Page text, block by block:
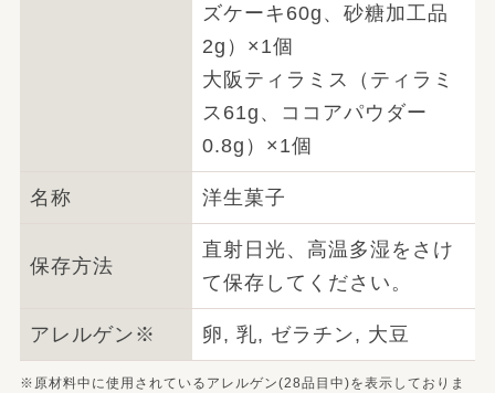
ズケーキ60g、砂糖加工品
2g）×1個
大阪ティラミス（ティラミ
ス61g、ココアパウダー
0.8g）×1個
名称 洋生菓子
保存方法
直射日光、高温多湿をさけ
て保存してください。
アレルゲン※ 卵, 乳, ゼラチン, 大豆
※原材料中に使用されているアレルゲン(28品目中)を表示しておりま